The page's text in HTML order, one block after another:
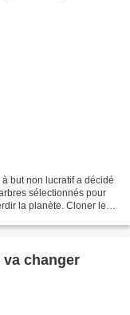
but non lucratif a décidé
sélectionnés pour
la planète. Cloner les
changer